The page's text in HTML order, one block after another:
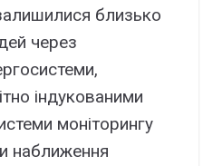
близько
через
індукованими
моніторингу
наближення